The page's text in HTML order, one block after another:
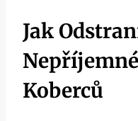
Jak
Koberců